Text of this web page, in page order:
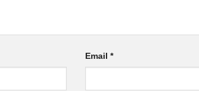
Email *